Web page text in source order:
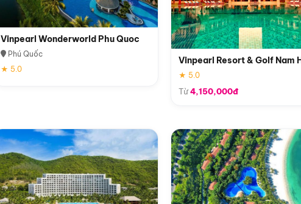
Vinpearl Wonderworld Phu Quoc
Phú Quốc
★ 5.0
Vinpearl Resort & Golf Nam
★ 5.0
Từ4,150,000đ